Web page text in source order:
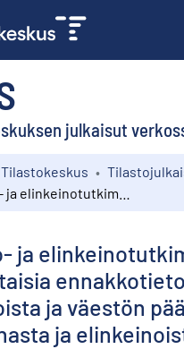
julkaisut
Tilastokeskus
ja
ja väestön
ja